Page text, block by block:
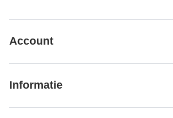
Account
Informatie